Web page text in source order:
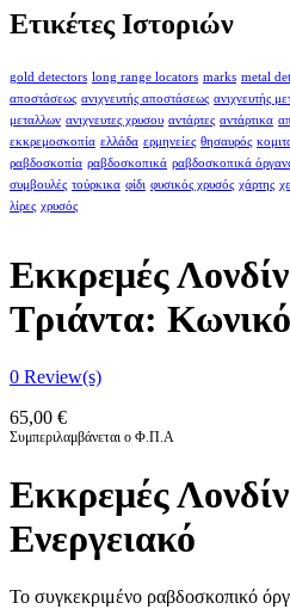
Ετικέτες Ιστοριών
gold detectors long range locators marks metal
αποστάσεως ανιχνευτής αποστάσεως ανιχνευτής
μεταλλων ανιχνευτες χρυσου αντάρτες αντάρτικα
εκκρεμοσκοπία ελλάδα ερμηνείες θησαυρός
ραβδοσκοπία ραβδοσκοπικά ραβδοσκοπικά
συμβουλές τούρκικα φίδι φυσικός χρυσός χάρτης
λίρες χρυσός
Εκκρεμές
Τριάντα:
0 Review(s)
65,00 €
Συμπεριλαμβάνεται ο Φ.Π.Α
Εκκρεμές
Ενεργειακό
Το συγκεκριμένο ραβδοσκοπικό